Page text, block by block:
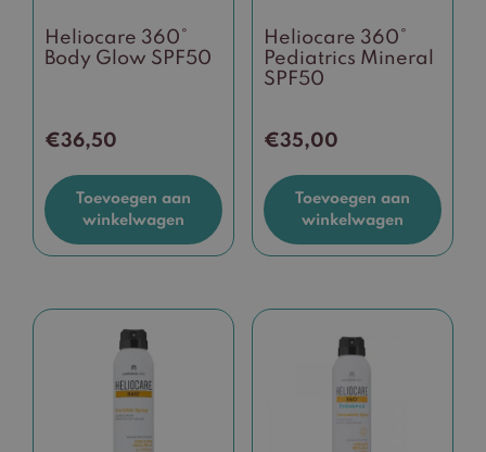
Heliocare 360°
Body Glow SPF50
€36,50
Toevoegen aan
winkelwagen
Heliocare 360°
Pediatrics Mineral
SPF50
€35,00
Toevoegen aan
winkelwagen